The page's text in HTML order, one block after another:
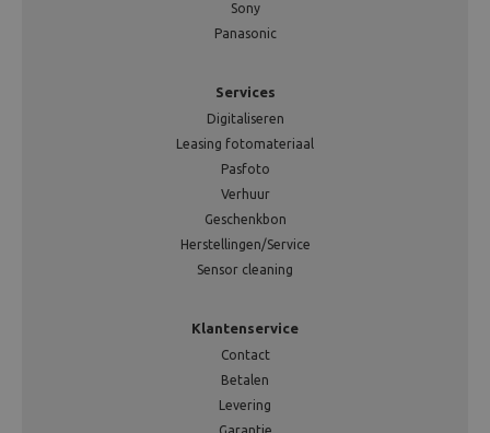
Sony
Panasonic
Services
Digitaliseren
Leasing fotomateriaal
Pasfoto
Verhuur
Geschenkbon
Herstellingen/Service
Sensor cleaning
Klantenservice
Contact
Betalen
Levering